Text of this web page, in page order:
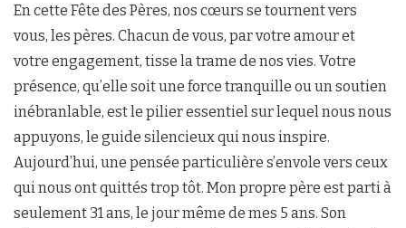
En cette Fête des Pères, nos cœurs se tournent vers
vous, les pères. Chacun de vous, par votre amour et
votre engagement, tisse la trame de nos vies. Votre
présence, qu’elle soit une force tranquille ou un soutien
inébranlable, est le pilier essentiel sur lequel nous nous
appuyons, le guide silencieux qui nous inspire.
Aujourd’hui, une pensée particulière s’envole vers ceux
qui nous ont quittés trop tôt. Mon propre père est parti à
seulement 31 ans, le jour même de mes 5 ans. Son